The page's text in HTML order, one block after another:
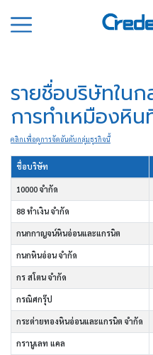
รายชื่อบริษัทใน
การทำเหมืองหิน
คลิกเพื่อดูการจัดอันดับกลุ่มธุรกิจนี้
ชื่อบริษัท
10000 จำกัด
88 ทำเงิน จำกัด
กนกกาญจน์หินอ่อนและแกรนิต
กนกหินอ่อน จำกัด
กร สโตน จำกัด
กรณิศกรุ๊ป
กระต่ายทองหินอ่อนและแกรนิต จำกัด
กรานูเลท แคล